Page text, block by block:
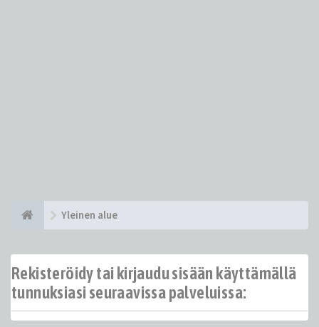
Yleinen alue
Rekisteröidy tai kirjaudu sisään käyttämällä
tunnuksiasi seuraavissa palveluissa: